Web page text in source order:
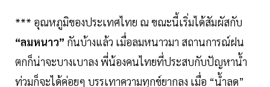
*** อุณหภูมิของประเทศไทย ณ ขณะนี้เริ่มได้สัมผัสกับ
“ลมหนาว” กันบ้างแล้ว เมื่อลมหนาวมา สถานการณ์ฝน
ตกก็น่าจะบางเบาลง พี่น้องคนไทยที่ประสบกับปัญหาน้ำ
ท่วมก็จะได้ค่อยๆ บรรเทาความทุกข์ยากลง เมื่อ “น้ำลด”